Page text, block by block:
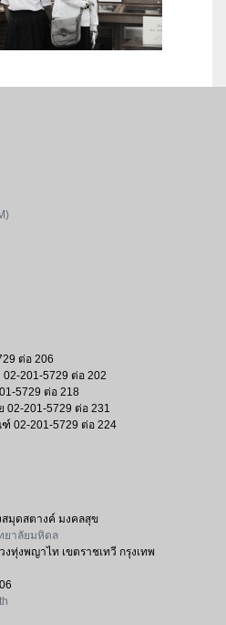
ต่อ 206
02-201-5729 ต่อ 202
5729 ต่อ 218
02-201-5729 ต่อ 231
ฑ์ 02-201-5729 ต่อ 224
มุดสตางค์ มงคลสุข
ยาลัยมหิดล
ทุ่งพญาไท เขตราชเทวี กรุงเทพ